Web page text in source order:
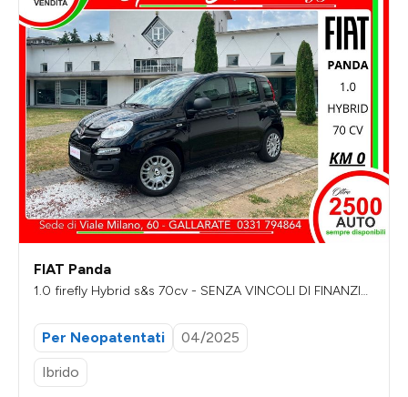
FIAT Panda
1.0 firefly Hybrid s&s 70cv - SENZA VINCOLI DI FINANZIA
Per Neopatentati
04/2025
Ibrido